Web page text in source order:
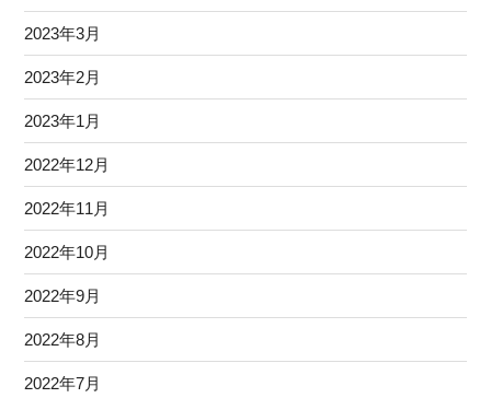
2023年3月
2023年2月
2023年1月
2022年12月
2022年11月
2022年10月
2022年9月
2022年8月
2022年7月